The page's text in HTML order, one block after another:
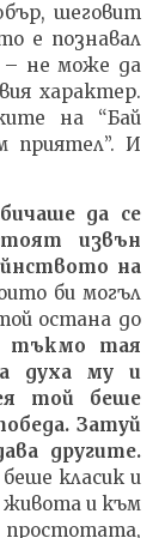
шеговит
е познавал
– не може да
характер.
на “Бай
приятел”. И
да се
извън
на
би могъл
остана до
тъкмо тая
духа му и
той беше
Затуй
другите.
класик и
живота и към